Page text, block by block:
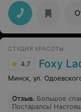
СТУДИЯ КРАСОТЫ
4.7 Foxy
Минск, ул.
Отзыв. Большое
Постаралсь!